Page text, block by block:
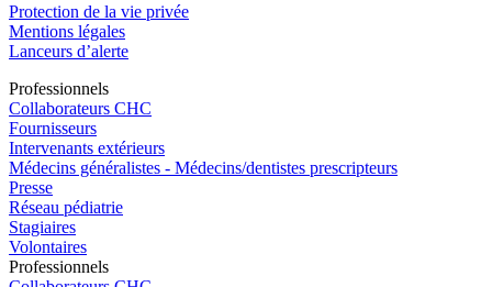
Protection de la vie privée
Mentions légales
Lanceurs d’alerte
Professionnels
Collaborateurs CHC
Fournisseurs
Intervenants extérieurs
Médecins généralistes - Médecins/dentistes prescripteurs
Presse
Réseau pédiatrie
Stagiaires
Volontaires
Professionnels